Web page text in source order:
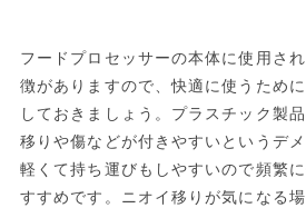
フードプロセッサーの本体に使用さ
徴がありますので、快適に使うため
しておきましょう。プラスチック製
移りや傷などが付きやすいというデ
軽くて持ち運びもしやすいので頻繁
すすめです。ニオイ移りが気になる